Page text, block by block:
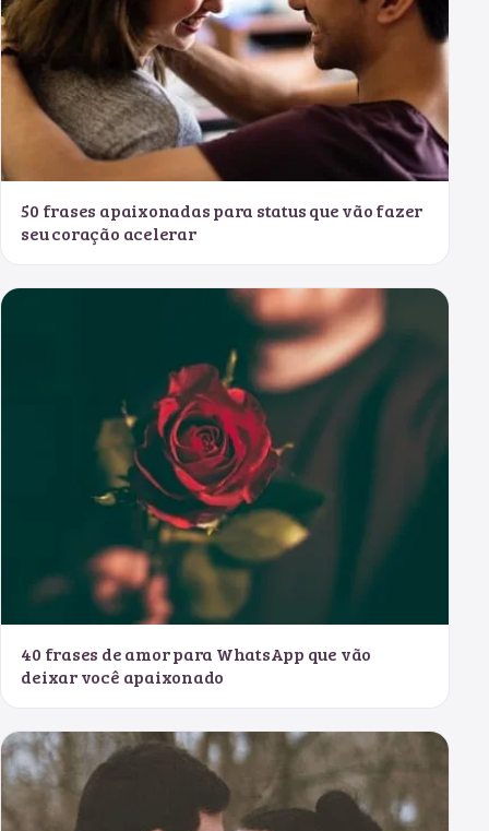
50 frases apaixonadas para status que vão fazer
seu coração acelerar
40 frases de amor para WhatsApp que vão
deixar você apaixonado